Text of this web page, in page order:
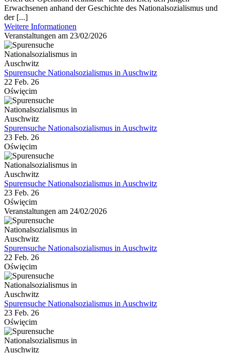
Erwachsenen anhand der Geschichte des Nationalsozialismus und
der [...]
Weitere Informationen
Veranstaltungen am 23/02/2026
Spurensuche Nationalsozialismus in Auschwitz
22 Feb. 26
Oświęcim
Spurensuche Nationalsozialismus in Auschwitz
23 Feb. 26
Oświęcim
Spurensuche Nationalsozialismus in Auschwitz
23 Feb. 26
Oświęcim
Veranstaltungen am 24/02/2026
Spurensuche Nationalsozialismus in Auschwitz
22 Feb. 26
Oświęcim
Spurensuche Nationalsozialismus in Auschwitz
23 Feb. 26
Oświęcim